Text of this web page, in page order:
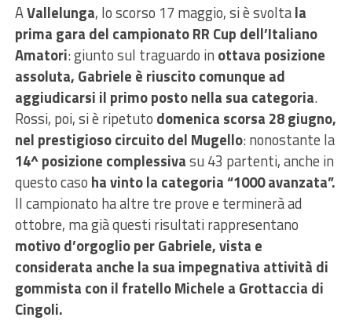
AVallelunga, lo scorso 17 maggio, si è svoltala
prima gara del campionato RR Cup dell’Italiano
Amatori: giunto sul traguardo in ottava posizione
assoluta, Gabriele è riuscito comunque ad
aggiudicarsi il primo posto nella sua categoria.
Rossi, poi, si è ripetuto domenica scorsa 28 giugno,
nel prestigioso circuito del Mugello: nonostante la
14^ posizione complessivasu 43 partenti, anche in
questo caso ha vinto la categoria “1000 avanzata”.
Il campionato ha altre tre prove e terminerà ad
ottobre, ma già questi risultati rappresentano
motivo d’orgoglio per Gabriele, vista e
considerata anche la sua impegnativa attività di
gommista con il fratello Michele a Grottaccia di
Cingoli.